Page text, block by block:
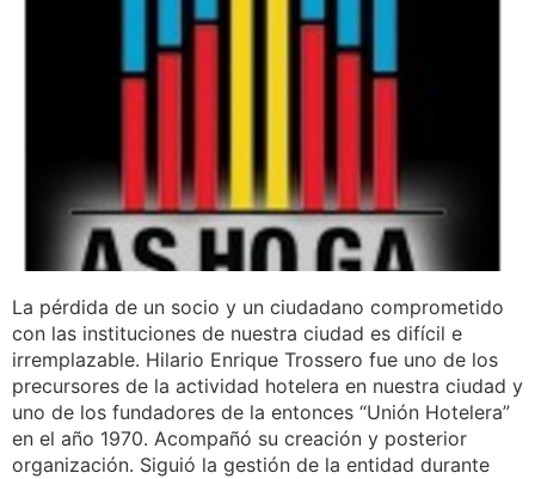
La pérdida de un socio y un ciudadano comprometido
con las instituciones de nuestra ciudad es difícil e
irremplazable. Hilario Enrique Trossero fue uno de los
precursores de la actividad hotelera en nuestra ciudad y
uno de los fundadores de la entonces “Unión Hotelera”
en el año 1970. Acompañó su creación y posterior
organización. Siguió la gestión de la entidad durante